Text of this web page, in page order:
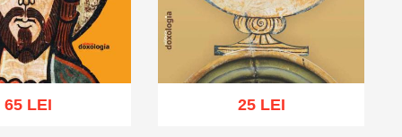
65 LEI 25 LEI